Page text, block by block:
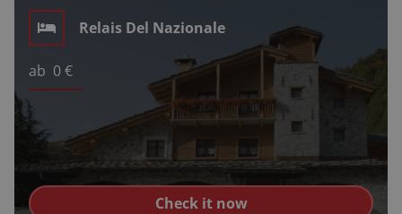
Relais Del Nazionale
ab 0€
Check it now